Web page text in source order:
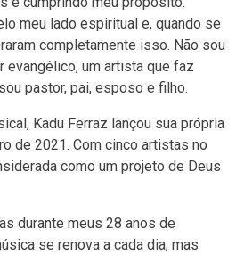
meu lado espiritual e, quando se
completamente isso. Não sou
evangélico, um artista que faz
pastor, pai, esposo e filho.
Kadu Ferraz lançou sua própria
de 2021. Com cinco artistas no
como um projeto de Deus
durante meus 28 anos de
se renova a cada dia, mas